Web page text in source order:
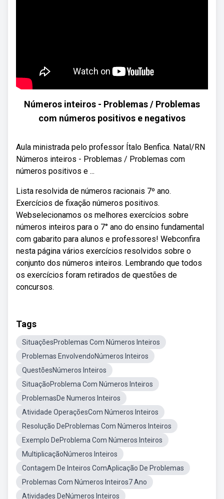
Números inteiros - Problemas / Problemas
com números positivos e negativos
Aula ministrada pelo professor Ítalo Benfica. Natal/RN
Números inteiros - Problemas / Problemas com
números positivos e ...
Lista resolvida de números racionais 7º ano.
Exercícios de fixação números positivos.
Webselecionamos os melhores exercícios sobre
números inteiros para o 7° ano do ensino fundamental
com gabarito para alunos e professores! Webconfira
nesta página vários exercícios resolvidos sobre o
conjunto dos números inteiros. Lembrando que todos
os exercícios foram retirados de questões de
concursos.
Tags
SituaçõesProblemas Com Números Inteiros
Problemas EnvolvendoNúmeros Inteiros
QuestõesNúmeros Inteiros
SituaçãoProblema Com Números Inteiros
ProblemasDe Numeros Inteiros
Atividade OperaçõesCom Números Inteiros
Resolução DeProblemas Com Números Inteiros
Exemplo DeProblema Com Números Inteiros
MultiplicaçãoNúmeros Inteiros
Contagem De Inteiros ComAplicação De Problemas
Problemas Com Números Inteiros7 Ano
Atividades DeNúmeros Inteiros